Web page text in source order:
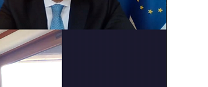
Megtiszteltetés A Régiók Európai
Bizottságát Képviselni Az…
MÁJ 7, 2025